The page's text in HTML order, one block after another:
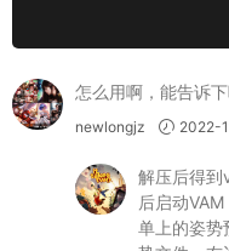
怎么用啊，能告诉
newlongjz 2022-
解压后得
后启动
单上的姿势